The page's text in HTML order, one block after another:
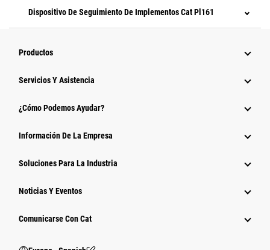
Dispositivo De Seguimiento De Implementos Cat Pl161
Productos
Servicios Y Asistencia
¿Cómo Podemos Ayudar?
Información De La Empresa
Soluciones Para La Industria
Noticias Y Eventos
Comunicarse Con Cat